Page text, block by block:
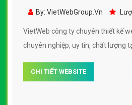
đẹp, chuyên nghiệp chuẩn
By: VietWebGroup.Vn
VietWeb công ty chuyên thiết kế
chuyên nghiệp, uy tín, chất lượng
CHI TIẾT WEBSITE